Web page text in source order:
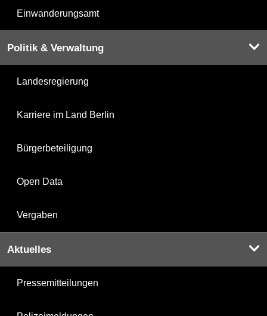
Einwanderungsamt
Politik & Verwaltung
Landesregierung
Karriere im Land Berlin
Bürgerbeteiligung
Open Data
Vergaben
Aktuelles
Pressemitteilungen